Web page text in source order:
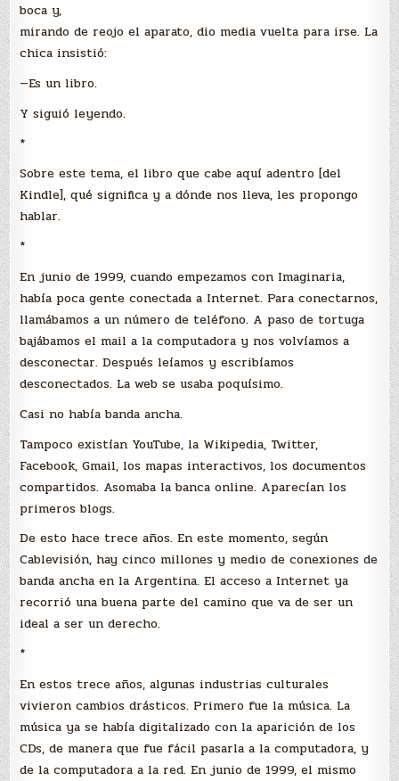
boca y,
mirando de reojo el aparato, dio media vuelta para irse. La
chica insistió:
—Es un libro.
Y siguió leyendo.
*
Sobre este tema, el libro que cabe aquí adentro [del
Kindle], qué significa y a dónde nos lleva, les propongo
hablar.
*
En junio de 1999, cuando empezamos con Imaginaria,
había poca gente conectada a Internet. Para conectarnos,
llamábamos a un número de teléfono. A paso de tortuga
bajábamos el mail a la computadora y nos volvíamos a
desconectar. Después leíamos y escribíamos
desconectados. La web se usaba poquísimo.
Casi no había banda ancha.
Tampoco existían YouTube, la Wikipedia, Twitter,
Facebook, Gmail, los mapas interactivos, los documentos
compartidos. Asomaba la banca online. Aparecían los
primeros blogs.
De esto hace trece años. En este momento, según
Cablevisión, hay cinco millones y medio de conexiones de
banda ancha en la Argentina. El acceso a Internet ya
recorrió una buena parte del camino que va de ser un
ideal a ser un derecho.
*
En estos trece años, algunas industrias culturales
vivieron cambios drásticos. Primero fue la música. La
música ya se había digitalizado con la aparición de los
CDs, de manera que fue fácil pasarla a la computadora, y
de la computadora a la red. En junio de 1999, el mismo